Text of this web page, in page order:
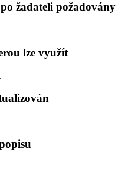
žadateli požadovány
lze využít